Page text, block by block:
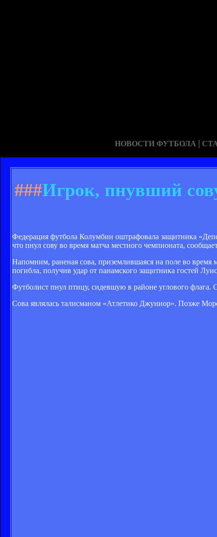
НОВОСТИ ФУТБОЛА |
###Игрок, пнувший
Федерация футбола Колумбии оштрафовала защитника
что пнул сову во время матча местного чемпионата,
Напомним, раненая сова, приземлившаяся на поле во
погибла, получив удар от панамского защитника гостей
Футболист пнул птицу, сидевшую в районе углового флага.
Сова являлась талисманом «Атлетико Джуниор». Позже